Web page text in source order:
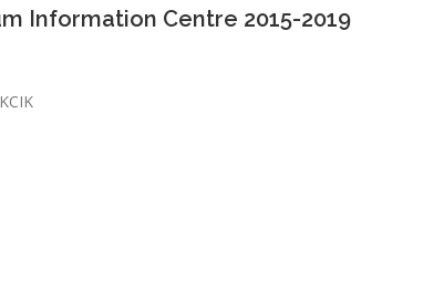
Information Centre 2015-2019